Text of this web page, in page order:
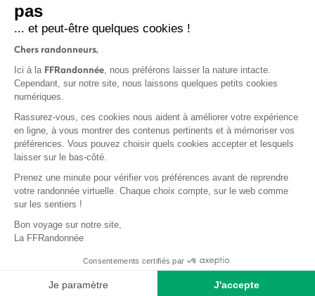
Protection des données
Politique de confidentialité
Base documentaire
pas
... et peut-être quelques cookies !
Chers randonneurs,
Ici à la FFRandonnée, nous préférons laisser la nature intacte.
Cependant, sur notre site, nous laissons quelques petits cookies
numériques.
Rassurez-vous, ces cookies nous aident à améliorer votre expérience
en ligne, à vous montrer des contenus pertinents et à mémoriser vos
préférences. Vous pouvez choisir quels cookies accepter et lesquels
laisser sur le bas-côté.
Prenez une minute pour vérifier vos préférences avant de reprendre
votre randonnée virtuelle. Chaque choix compte, sur le web comme
sur les sentiers !
Bon voyage sur notre site,
La FFRandonnée
Consentements certifiés par
Je paramètre J'accepte